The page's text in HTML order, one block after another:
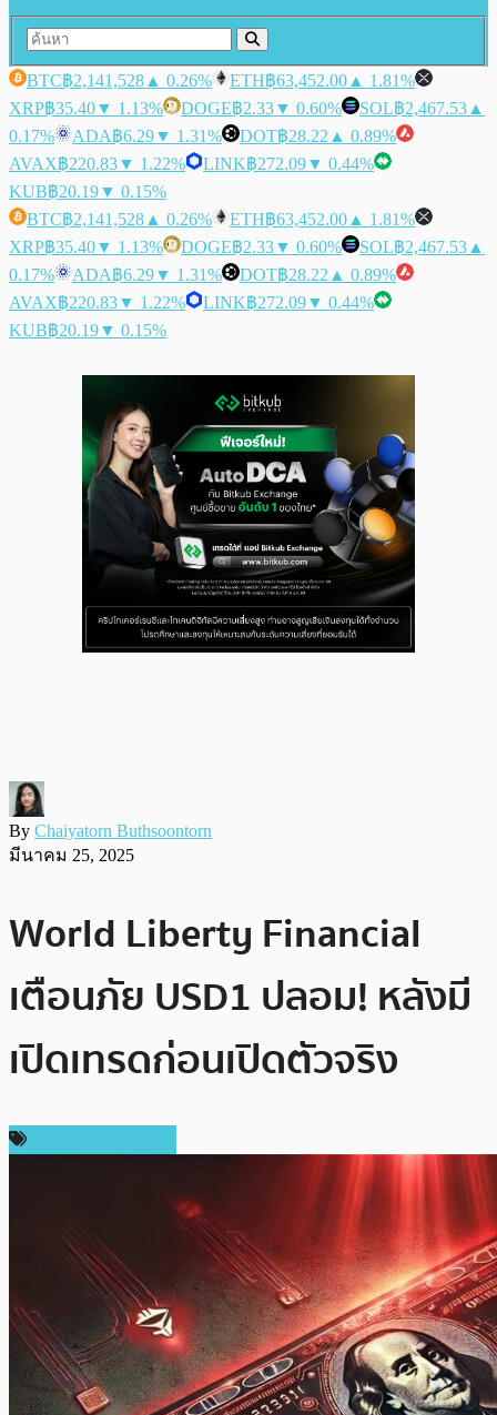
BTC฿2,141,528 ▲ 0.26% ETH฿63,452.00 ▲ 1.81%
XRP฿35.40▼ 1.13% DOGE฿2.33▼ 0.60% SOL฿2,467.53 ▲
0.17%
ADA฿6.29▼ 1.31% DOT฿28.22 ▲ 0.89%
AVAX฿220.83▼ 1.22% LINK฿272.09▼ 0.44%
KUB฿20.19▼ 0.15%
BTC฿2,141,528 ▲ 0.26% ETH฿63,452.00 ▲ 1.81%
XRP฿35.40▼ 1.13% DOGE฿2.33▼ 0.60% SOL฿2,467.53 ▲
0.17%
ADA฿6.29▼ 1.31% DOT฿28.22 ▲ 0.89%
AVAX฿220.83▼ 1.22% LINK฿272.09▼ 0.44%
KUB฿20.19▼ 0.15%
By Chaiyatorn Buthsoontorn
มีนาคม 25, 2025
World Liberty Financial
เตือนภัย USD1 ปลอม! หลังมี
เปิดเทรดก่อนเปิดตัวจริง